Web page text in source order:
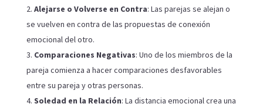
Alejarse o Volverse en Contra: Las parejas se alejan o
se vuelven en contra de las propuestas de conexión
emocional del otro.
Comparaciones Negativas: Uno de los miembros de la
pareja comienza a hacer comparaciones desfavorables
entre su pareja y otras personas.
Soledad en la Relación: La distancia emocional crea una